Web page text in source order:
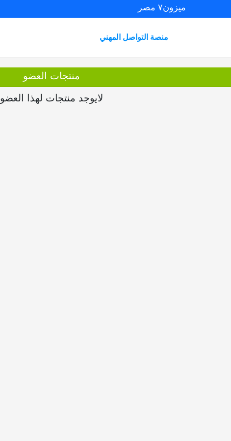
ميزون٧ مصر
منصة التواصل المهني
منتجات العضو
لايوجد منتجات لهذا العضو